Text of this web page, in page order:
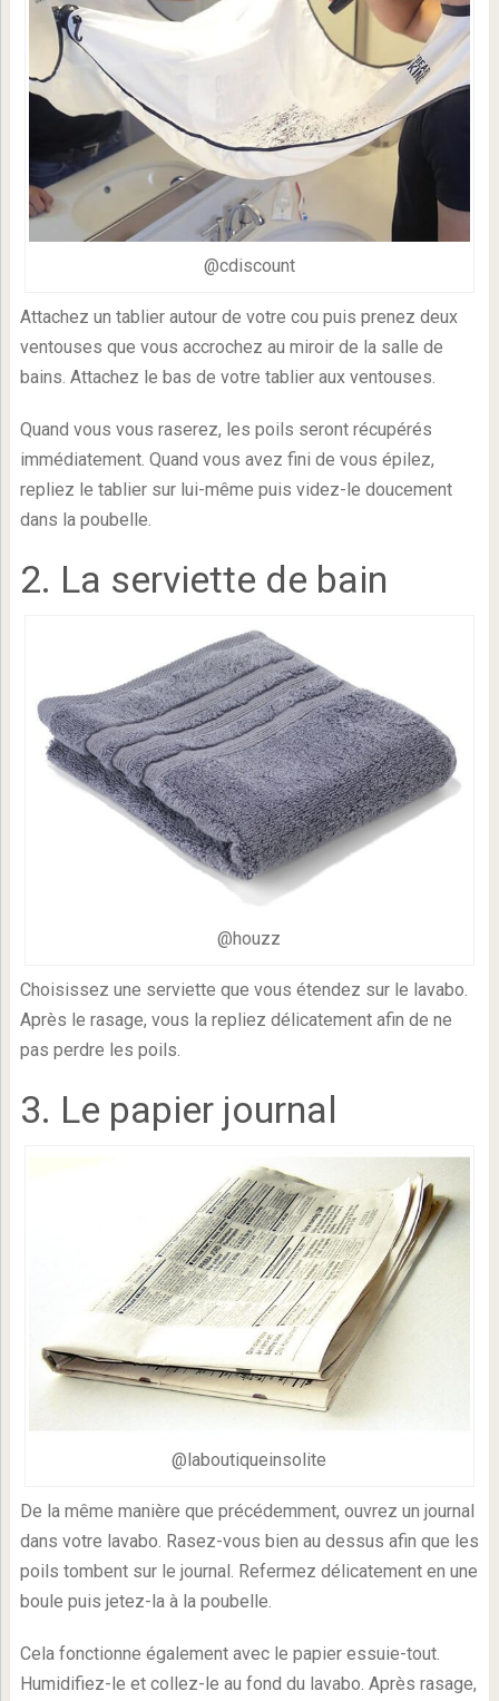
@cdiscount
Attachez un tablier autour de votre cou puis prenez deux
ventouses que vous accrochez au miroir de la salle de
bains. Attachez le bas de votre tablier aux ventouses.
Quand vous vous raserez, les poils seront récupérés
immédiatement. Quand vous avez fini de vous épilez,
repliez le tablier sur lui-même puis videz-le doucement
dans la poubelle.
2. La serviette de bain
@houzz
Choisissez une serviette que vous étendez sur le lavabo.
Après le rasage, vous la repliez délicatement afin de ne
pas perdre les poils.
3. Le papier journal
@laboutiqueinsolite
De la même manière que précédemment, ouvrez un journal
dans votre lavabo. Rasez-vous bien au dessus afin que les
poils tombent sur le journal. Refermez délicatement en une
boule puis jetez-la à la poubelle.
Cela fonctionne également avec le papier essuie-tout.
Humidifiez-le et collez-le au fond du lavabo. Après rasage,